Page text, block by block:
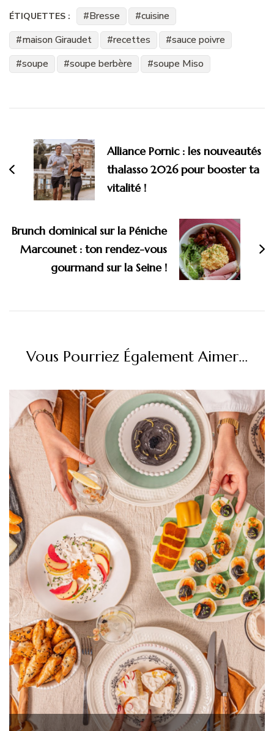
ÉTIQUETTES : Bresse
cuisine
maison Giraudet
recettes
sauce poivre
soupe
soupe berbère soupe Miso
d'article
Alliance Pornic : les nouveautés
thalasso 2026 pour booster ta
vitalité !
Brunch dominical sur la Péniche
Marcounet : ton rendez-vous
gourmand sur la Seine !
Vous Pourriez Également Aimer...